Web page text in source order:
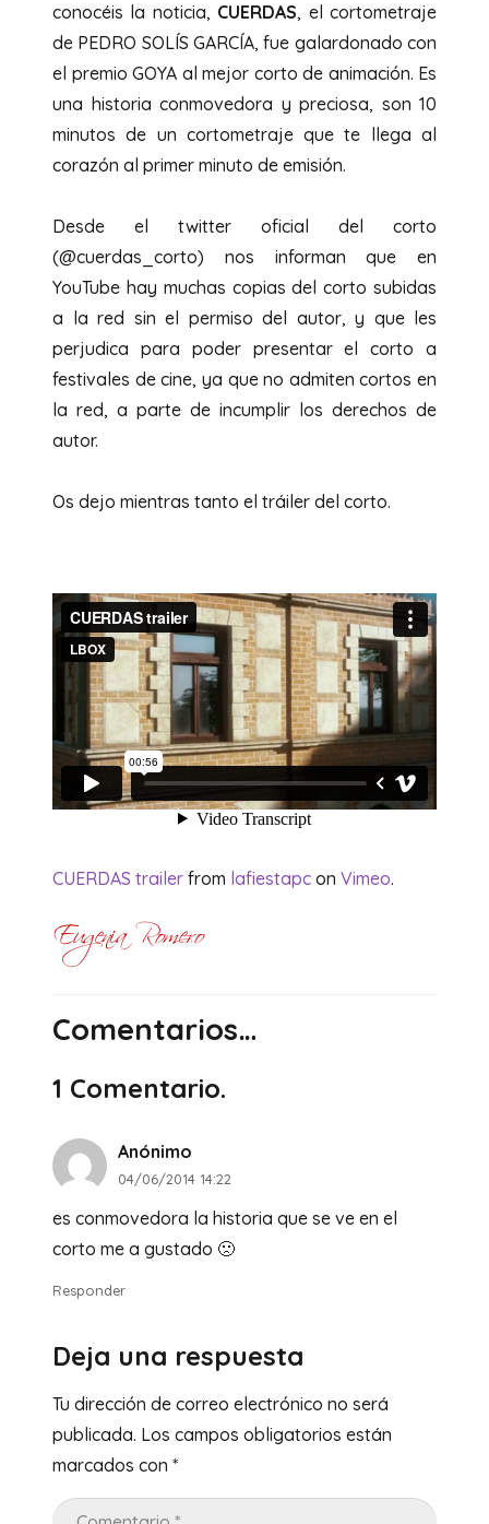
conocéis la noticia, CUERDAS, el cortometraje
de PEDRO SOLÍS GARCÍA, fue galardonado con
el premio GOYA al mejor corto de animación. Es
una historia conmovedora y preciosa, son 10
minutos de un cortometraje que te llega al
corazón al primer minuto de emisión.
Desde el twitter oficial del corto
(@cuerdas_corto) nos informan que en
YouTube hay muchas copias del corto subidas
a la red sin el permiso del autor, y que les
perjudica para poder presentar el corto a
festivales de cine, ya que no admiten cortos en
la red, a parte de incumplir los derechos de
autor.
Os dejo mientras tanto el tráiler del corto.
CUERDAS trailer from lafiestapc on Vimeo.
Comentarios…
1 Comentario.
Anónimo
04/06/2014 14:22
es conmovedora la historia que se ve en el
corto me a gustado 🙁
Responder
Deja una respuesta
Tu dirección de correo electrónico no será
publicada. Los campos obligatorios están
marcados con *